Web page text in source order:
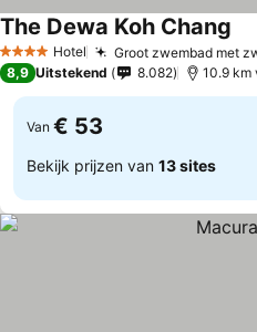
4 SterrenHotel Groot zwembad met
The Dewa Koh Chang
8,9 Uitstekend 8.082 10.9 km
Van € 53
Bekijk prijzen van 13 sites